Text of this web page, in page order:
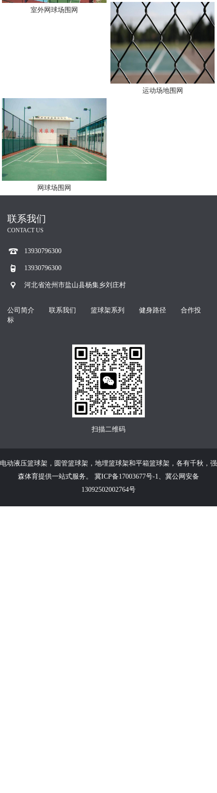
室外网球场围网
运动场地围网
网球场围网
联系我们
CONTACT US
13930796300
13930796300
河北省沧州市盐山县杨集乡刘庄村
公司简介 联系我们 篮球架系列 健身路径
合作投
标
扫描二维码
电动液压篮球架 ， 圆管篮球架 ， 地埋篮球架和平箱篮球架 ，各有千秋，强
森体育提供一站式服务。 冀ICP备17003677号-1
冀公网安备
13092502002764号